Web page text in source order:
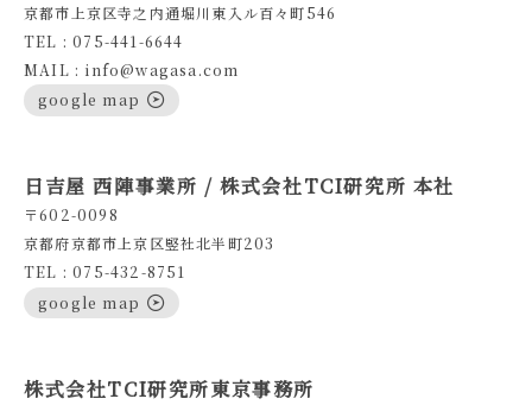
京都市上京区寺之内通堀川東入ル百々町546
TEL : 075-441-6644
MAIL : info@wagasa.com
google map
日吉屋 西陣事業所 / 株式会社TCI研究所 本社
〒602-0098
京都府京都市上京区竪社北半町203
TEL : 075-432-8751
google map
株式会社TCI研究所東京事務所